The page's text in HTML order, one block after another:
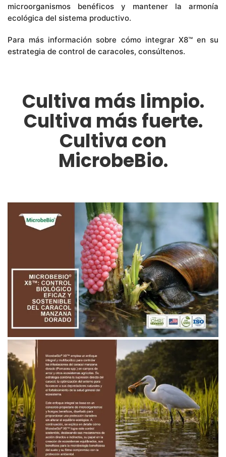
microorganismos benéficos y mantener la armonía
ecológica del sistema productivo.
Para más información sobre cómo integrar X8™ en su
estrategia de control de caracoles, consúltenos.
Cultiva más limpio.
Cultiva más fuerte.
Cultiva con
MicrobeBio.